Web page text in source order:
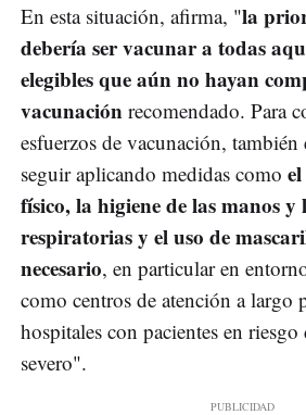
En esta situación, afirma, "la
debería ser vacunar a todas
elegibles que aún no hayan
vacunación recomendado. Para
esfuerzos de vacunación, también
seguir aplicando medidas como
físico, la higiene de las manos y
respiratorias y el uso de
necesario, en particular en
como centros de atención a largo
hospitales con pacientes en riesgo
severo".